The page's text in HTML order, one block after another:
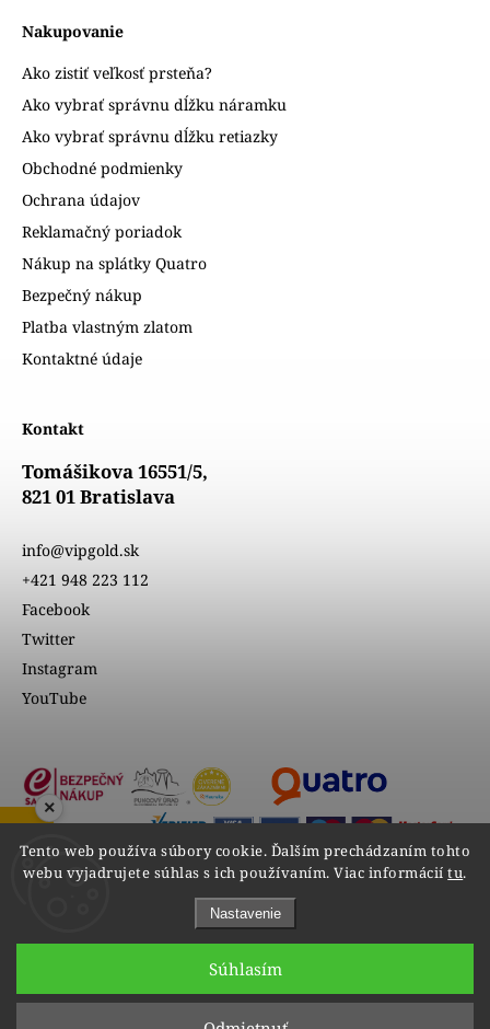
Tento web používa súbory cookie. Ďalším prechádzaním tohto
webu vyjadrujete súhlas s ich používaním. Viac informáciítu.
Nastavenie
Súhlasím
Nakupovanie
Ako zistiť veľkosť prsteňa?
Ako vybrať správnu dĺžku náramku
Ako vybrať správnu dĺžku retiazky
Obchodné podmienky
Ochrana údajov
Reklamačný poriadok
Nákup na splátky Quatro
Bezpečný nákup
Platba vlastným zlatom
Kontaktné údaje
Kontakt
Tomášikova 16551/5,
821 01 Bratislava
info@vipgold.sk
+421 948 223 112
Facebook
Twitter
Instagram
YouTube
ZOBRAZIŤ RECENZIE
×